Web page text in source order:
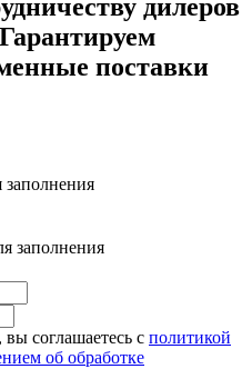
дилеров
поставки
заполнения
соглашаетесь с политикой
об обработке